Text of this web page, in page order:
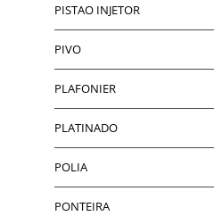
PISTAO INJETOR
PIVO
PLAFONIER
PLATINADO
POLIA
PONTEIRA